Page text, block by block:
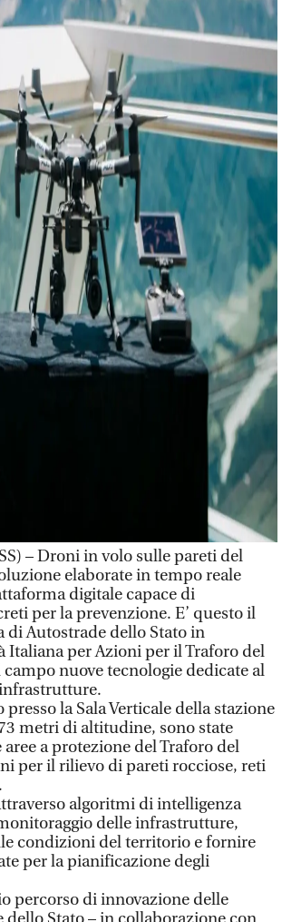
– Droni in volo sulle pareti del
elaborate in tempo reale
digitale capace di
per la prevenzione. E’ questo il
Autostrade dello Stato in
Italiana per Azioni per il Traforo del
nuove tecnologie dedicate al
la Sala Verticale della stazione
metri di altitudine, sono state
a protezione del Traforo del
per il rilievo di pareti rocciose, reti
algoritmi di intelligenza
delle infrastrutture,
condizioni del territorio e fornire
per la pianificazione degli
percorso di innovazione delle